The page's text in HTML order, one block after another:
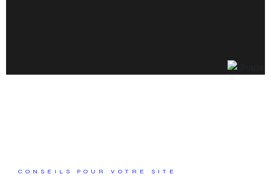
CONSEILS POUR VOTRE SITE